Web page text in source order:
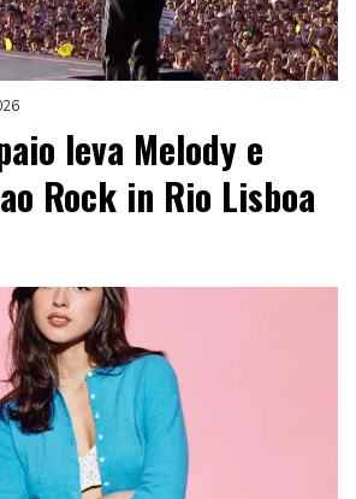
leva Melody e
ao Rock in Rio Lisboa